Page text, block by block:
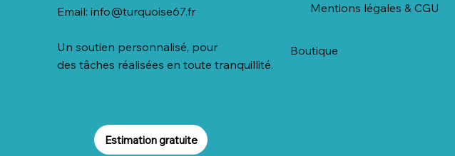
Email: info@turquoise67.fr
Un soutien personnalisé, pour
des tâches réalisées en toute tranquillité.
Estimation gratuite
Mentions légales & CGU
Boutique